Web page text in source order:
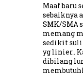
Maaf baru
sebaiknya
SMK/SMA
memang
sedikit
yg linier..
dibilang